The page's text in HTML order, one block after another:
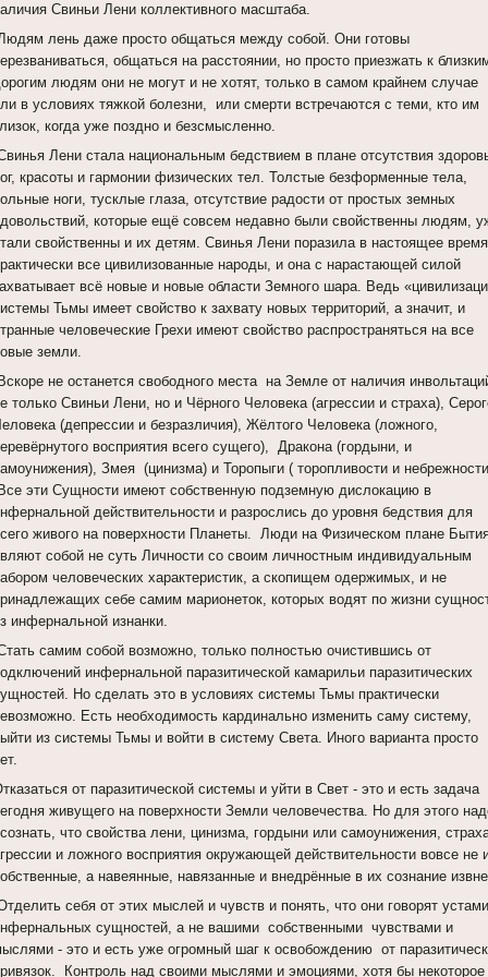
Свиньи Лени коллективного масштаба.
лень даже просто общаться между собой. Они готовы
общаться на расстоянии, но просто приезжать к
людям они не могут и не хотят, только в самом крайнем случае
в условиях тяжкой болезни, или смерти встречаются с теми, кто им
когда уже поздно и безсмысленно.
Лени стала национальным бедствием в плане отсутствия
красоты и гармонии физических тел. Толстые безформенные тела,
ноги, тусклые глаза, отсутствие радости от простых земных
которые ещё совсем недавно были свойственны людям,
свойственны и их детям. Свинья Лени поразила в настоящее время
все цивилизованные народы, и она с нарастающей силой
всё новые и новые области Земного шара. Ведь
Тьмы имеет свойство к захвату новых территорий, а значит, и
человеческие Грехи имеют свойство распространяться на все
земли.
Вскоре не останется свободного места на Земле от наличия
только Свиньи Лени, но и Чёрного Человека (агрессии и страха),
(депрессии и безразличия), Жёлтого Человека (ложного,
восприятия всего сущего), Дракона (гордыни, и
Змея (цинизма) и Торопыги ( торопливости и
Все эти Сущности имеют собственную подземную дислокацию в
действительности и разрослись до уровня бедствия для
живого на поверхности Планеты. Люди на Физическом плане
собой не суть Личности со своим личностным индивидуальным
человеческих характеристик, а скопищем одержимых, и не
себе самим марионеток, которых водят по жизни
инфернальной изнанки.
самим собой возможно, только полностью очистившись от
инфернальной паразитической камарильи паразитических
Но сделать это в условиях системы Тьмы практически
Есть необходимость кардинально изменить саму систему,
из системы Тьмы и войти в систему Света. Иного варианта просто
от паразитической системы и уйти в Свет - это и есть задача
живущего на поверхности Земли человечества. Но для этого
что свойства лени, цинизма, гордыни или самоунижения,
и ложного восприятия окружающей действительности вовсе не
а навеянные, навязанные и внедрённые в их сознание
себя от этих мыслей и чувств и понять, что они говорят устами
сущностей, а не вашими собственными чувствами и
- это и есть уже огромный шаг к освобождению от
Контроль над своими мыслями и эмоциями, хотя бы некоторое